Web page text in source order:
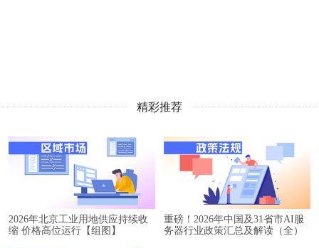
精彩推荐
2026年北京工业用地供应持续收
缩 价格高位运行【组图】
重磅！2026年中国及31省市AI服
务器行业政策汇总及解读（全）